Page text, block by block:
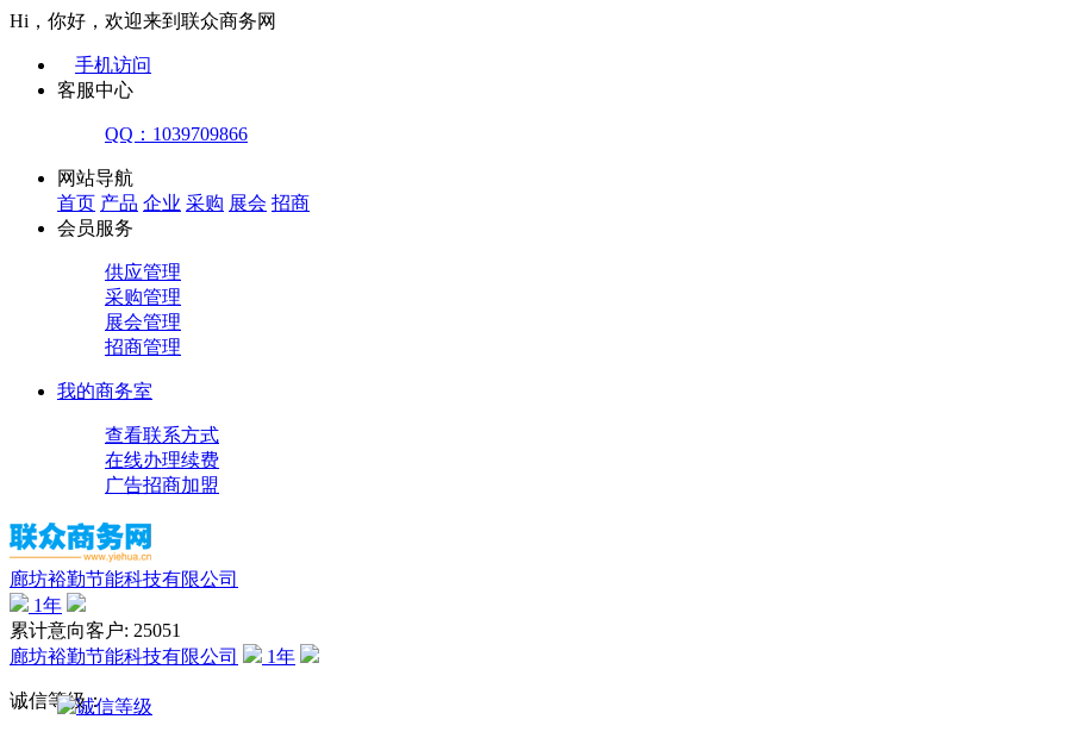
Hi，你好，欢迎来到联众商务网
手机访问
客服中心
QQ：1039709866
网站导航
首页 产品 企业 采购 展会 招商
会员服务
供应管理
采购管理
展会管理
招商管理
我的商务室
查看联系方式
在线办理续费
广告招商加盟
廊坊裕勤节能科技有限公司
1年
累计意向客户: 25051
廊坊裕勤节能科技有限公司
1年
诚信等级：